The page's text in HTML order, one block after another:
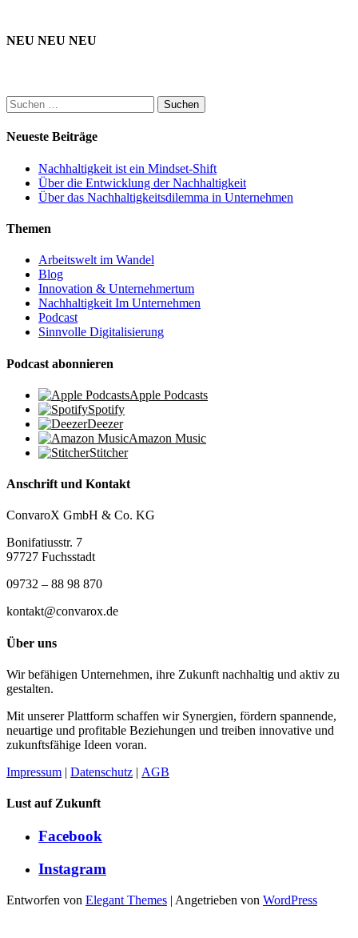
NEU NEU NEU
Suchen
nach:
Neueste Beiträge
Nachhaltigkeit ist ein Mindset-Shift
Über die Entwicklung der Nachhaltigkeit
Über das Nachhaltigkeitsdilemma in Unternehmen
Themen
Arbeitswelt im Wandel
Blog
Innovation & Unternehmertum
Nachhaltigkeit Im Unternehmen
Podcast
Sinnvolle Digitalisierung
Podcast abonnieren
Apple Podcasts
Spotify
Deezer
Amazon Music
Stitcher
Anschrift und Kontakt
ConvaroX GmbH & Co. KG
Bonifatiusstr. 7
97727 Fuchsstadt
09732 – 88 98 870
kontakt@convarox.de
Über uns
Wir befähigen Unternehmen, ihre Zukunft nachhaltig und aktiv zu
gestalten.
Mit unserer Plattform schaffen wir Synergien, fördern spannende,
neuartige und profitable Beziehungen und treiben innovative und
zukunftsfähige Ideen voran.
Impressum | Datenschutz | AGB
Lust auf Zukunft
Facebook
Instagram
Entworfen von Elegant Themes | Angetrieben von WordPress